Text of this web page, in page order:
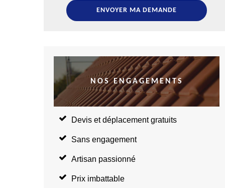
NOS ENGAGEMENTS
Devis et déplacement gratuits
Sans engagement
Artisan passionné
Prix imbattable